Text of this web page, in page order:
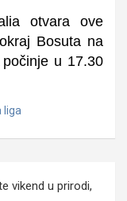
otvara ove
Bosuta na
u 17.30
liga
vikend u prirodi,